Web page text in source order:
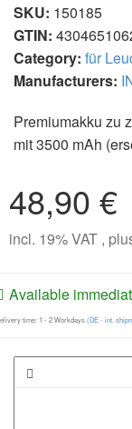
SKU: 150185
GTIN:
Category: für
Manufacturers:
Premiumakku zu
mit 3500 mAh
48,90 €
incl. 19% VAT ,
Available
time: 1 - 2 Workdays(DE - int.